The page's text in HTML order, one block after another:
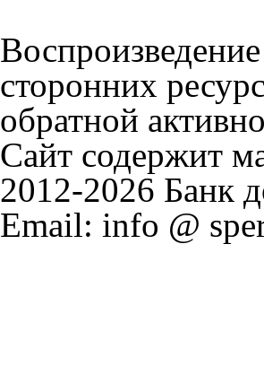
сторонних
обратной
Сайт содержит
2012-2026 Банк
Email: info @